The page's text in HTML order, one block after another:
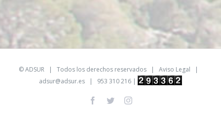
©ADSUR| Todos los derechos reservados | Aviso Legal |
adsur@adsur.es | 953 310 216 |
Facebook
TwitterInstagram